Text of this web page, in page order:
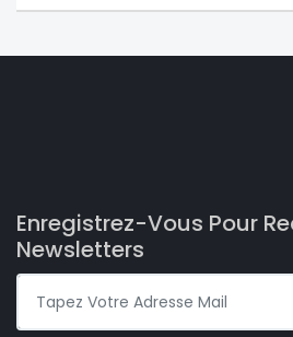
Enregistrez-Vous Pour
Newsletters